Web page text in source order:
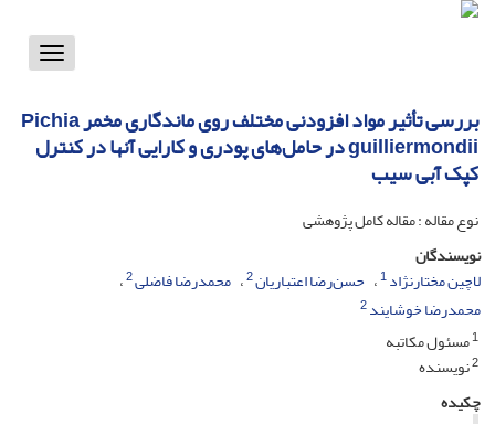
Toggle
بررسی تأثیر مواد افزودنی مختلف روی ماندگاری مخمر Pichia
guilliermondii در حامل‌های پودری و کارایی آنها در کنترل
کپک آبی سیب
نوع مقاله : مقاله کامل پژوهشی
نویسندگان
لاچین مختارنژاد1 حسن‌رضا اعتباریان2 محمدرضا فاضلی2
محمد‌رضا خوشایند2
1مسئول مکاتبه
2نویسنده
چکیده